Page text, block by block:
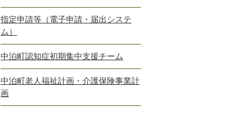
指定申請等（電子申請・届出システ
ム）
中泊町認知症初期集中支援チーム
中泊町老人福祉計画・介護保険事業計
画